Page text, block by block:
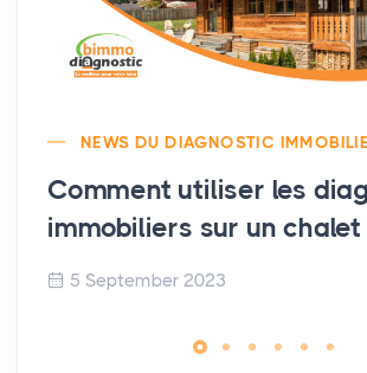
NEWS DU DIAGNOSTIC
Comment utiliser les
immobiliers sur un chalet
5 September 2023